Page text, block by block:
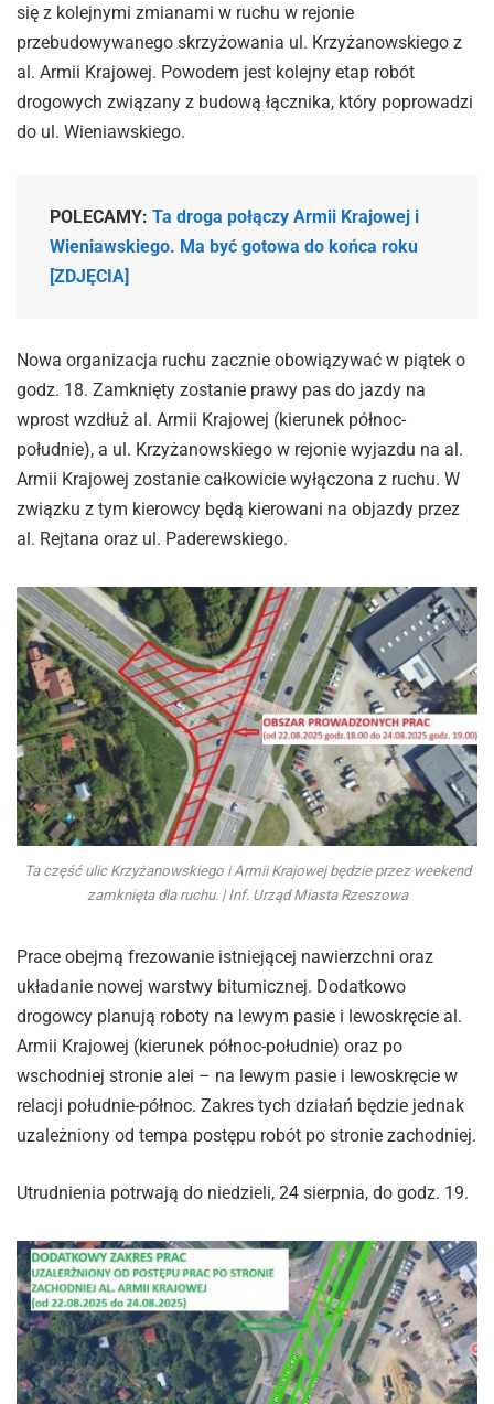
się z kolejnymi zmianami w ruchu w rejonie
przebudowywanego skrzyżowania ul. Krzyżanowskiego z
al. Armii Krajowej. Powodem jest kolejny etap robót
drogowych związany z budową łącznika, który poprowadzi
do ul. Wieniawskiego.
POLECAMY: Ta droga połączy Armii Krajowej i
Wieniawskiego. Ma być gotowa do końca roku
[ZDJĘCIA]
Nowa organizacja ruchu zacznie obowiązywać w piątek o
godz. 18. Zamknięty zostanie prawy pas do jazdy na
wprost wzdłuż al. Armii Krajowej (kierunek północ-
południe), a ul. Krzyżanowskiego w rejonie wyjazdu na al.
Armii Krajowej zostanie całkowicie wyłączona z ruchu. W
związku z tym kierowcy będą kierowani na objazdy przez
al. Rejtana oraz ul. Paderewskiego.
Ta część ulic Krzyżanowskiego i Armii Krajowej będzie przez weekend
zamknięta dla ruchu. | Inf. Urząd Miasta Rzeszowa
Prace obejmą frezowanie istniejącej nawierzchni oraz
układanie nowej warstwy bitumicznej. Dodatkowo
drogowcy planują roboty na lewym pasie i lewoskręcie al.
Armii Krajowej (kierunek północ-południe) oraz po
wschodniej stronie alei – na lewym pasie i lewoskręcie w
relacji południe-północ. Zakres tych działań będzie jednak
uzależniony od tempa postępu robót po stronie zachodniej.
Utrudnienia potrwają do niedzieli, 24 sierpnia, do godz. 19.